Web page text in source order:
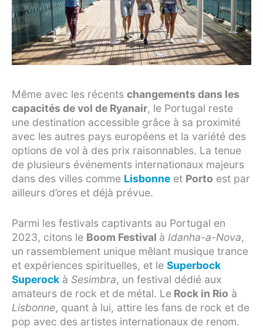
Même avec les récents changements dans les
capacités de vol de Ryanair, le Portugal reste
une destination accessible grâce à sa proximité
avec les autres pays européens et la variété des
options de vol à des prix raisonnables. La tenue
de plusieurs événements internationaux majeurs
dans des villes comme Lisbonne et Porto est par
ailleurs d’ores et déjà prévue.
Parmi les festivals captivants au Portugal en
2023, citons le Boom Festival à Idanha-a-Nova,
un rassemblement unique mêlant musique trance
et expériences spirituelles, et le Superbock
Superock à Sesimbra, un festival dédié aux
amateurs de rock et de métal. Le Rock in Rio à
Lisbonne, quant à lui, attire les fans de rock et de
pop avec des artistes internationaux de renom.